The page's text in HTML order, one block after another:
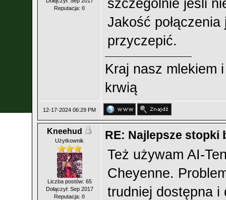
Reputacja: 0
szczególnie jeśli
Jakość
przyczepić.
Kraj nasz mlekiem
krwią
12-17-2024 06:29 PM
Kneehud
Użytkownik
Liczba postów: 65
Dołączył: Sep 2017
Reputacja: 0
RE: Najlepsze stopki
Też używam AI-
Cheyenne.
trudniej dostępna i